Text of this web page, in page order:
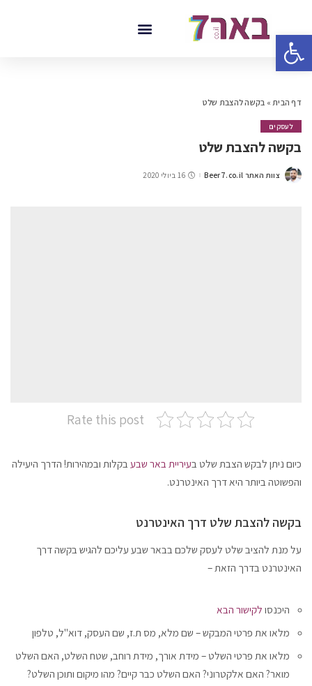
פתח סרגל נגישות
דף הבית» בקשה להצבת שלט
לעסקים
בקשה להצבת שלט
צוות האתר Beer7.co.il 16 ביולי 2020
Rate this post
כיום ניתן לבקש הצבת שלט בעיריית באר שבע בקלות ובמהירות! הדרך היעילה
והפשוטה ביותר היא דרך האינטרנט.
בקשה להצבת שלט דרך האינטרנט
על מנת להציב שלט לעסק שלכם בבאר שבע עליכם להגיש בקשה דרך
האינטרנט בדרך הזאת –
היכנסו לקישור הבא
מלאו את פרטי המבקש – שם מלא, מס ת.ז, שם העסק, דוא"ל, טלפון
מלאו את פרטי השלט – מידת אורך, מידת רוחב, שטח השלט, האם השלט
מואר? האם אלקטרוני? האם השלט כבר קיים? מהו מיקום ותוכן השלט?